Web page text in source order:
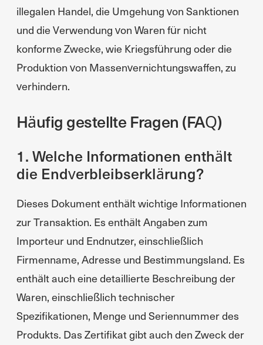
illegalen Handel, die Umgehung von Sanktionen
und die Verwendung von Waren für nicht
konforme Zwecke, wie Kriegsführung oder die
Produktion von Massenvernichtungswaffen, zu
verhindern.
Häufig gestellte Fragen (FAQ)
1. Welche Informationen enthält
die Endverbleibserklärung?
Dieses Dokument enthält wichtige Informationen
zur Transaktion. Es enthält Angaben zum
Importeur und Endnutzer, einschließlich
Firmenname, Adresse und Bestimmungsland. Es
enthält auch eine detaillierte Beschreibung der
Waren, einschließlich technischer
Spezifikationen, Menge und Seriennummer des
Produkts. Das Zertifikat gibt auch den Zweck der